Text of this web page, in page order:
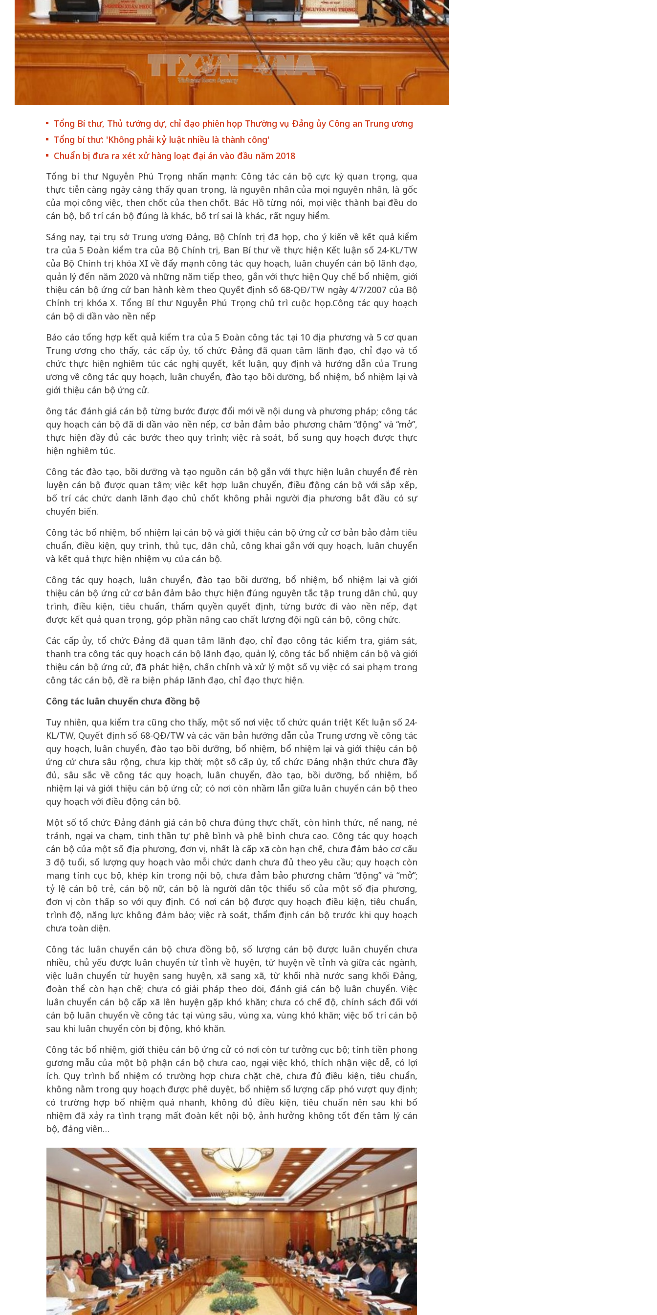
Tổng Bí thư, Thủ tướng dự, chỉ đạo phiên họp Thường vụ Đảng ủy Công an Trung ương
Tổng bí thư: 'Không phải kỷ luật nhiều là thành công'
Chuẩn bị đưa ra xét xử hàng loạt đại án vào đầu năm 2018
Tổng bí thư Nguyễn Phú Trọng nhấn mạnh: Công tác cán bộ cực kỳ quan trọng, qua
thực tiễn càng ngày càng thấy quan trọng, là nguyên nhân của mọi nguyên nhân, là gốc
của mọi công việc, then chốt của then chốt. Bác Hồ từng nói, mọi việc thành bại đều do
cán bộ, bố trí cán bộ đúng là khác, bố trí sai là khác, rất nguy hiểm.
Sáng nay, tại trụ sở Trung ương Đảng, Bộ Chính trị đã họp, cho ý kiến về kết quả kiểm
tra của 5 Đoàn kiểm tra của Bộ Chính trị, Ban Bí thư về thực hiện Kết luận số 24-KL/TW
của Bộ Chính trị khóa XI về đẩy mạnh công tác quy hoạch, luân chuyển cán bộ lãnh đạo,
quản lý đến năm 2020 và những năm tiếp theo, gắn với thực hiện Quy chế bổ nhiệm, giới
thiệu cán bộ ứng cử ban hành kèm theo Quyết định số 68-QĐ/TW ngày 4/7/2007 của Bộ
Chính trị khóa X. Tổng Bí thư Nguyễn Phú Trọng chủ trì cuộc họp.Công tác quy hoạch
cán bộ di dần vào nền nếp
Báo cáo tổng hợp kết quả kiểm tra của 5 Đoàn công tác tại 10 địa phương và 5 cơ quan
Trung ương cho thấy, các cấp ủy, tổ chức Đảng đã quan tâm lãnh đạo, chỉ đạo và tổ
chức thực hiện nghiêm túc các nghị quyết, kết luận, quy định và hướng dẫn của Trung
ương về công tác quy hoạch, luân chuyển, đào tạo bồi dưỡng, bổ nhiệm, bổ nhiệm lại và
giới thiệu cán bộ ứng cử.
ông tác đánh giá cán bộ từng bước được đổi mới về nội dung và phương pháp; công tác
quy hoạch cán bộ đã di dần vào nền nếp, cơ bản đảm bảo phương châm “động” và “mở”,
thực hiện đầy đủ các bước theo quy trình; việc rà soát, bổ sung quy hoạch được thực
hiện nghiêm túc.
Công tác đào tạo, bồi dưỡng và tạo nguồn cán bộ gắn với thực hiện luân chuyển để rèn
luyện cán bộ được quan tâm; việc kết hợp luân chuyển, điều động cán bộ với sắp xếp,
bố trí các chức danh lãnh đạo chủ chốt không phải người địa phương bắt đầu có sự
chuyển biến.
Công tác bổ nhiệm, bổ nhiệm lại cán bộ và giới thiệu cán bộ ứng cử cơ bản bảo đảm tiêu
chuẩn, điều kiện, quy trình, thủ tục, dân chủ, công khai gắn với quy hoạch, luân chuyển
và kết quả thực hiện nhiệm vụ của cán bộ.
Công tác quy hoạch, luân chuyển, đào tạo bồi dưỡng, bổ nhiệm, bổ nhiệm lại và giới
thiệu cán bộ ứng cử cơ bản đảm bảo thực hiện đúng nguyên tắc tập trung dân chủ, quy
trình, điều kiện, tiêu chuẩn, thẩm quyền quyết định, từng bước đi vào nền nếp, đạt
được kết quả quan trọng, góp phần nâng cao chất lượng đội ngũ cán bộ, công chức.
Các cấp ủy, tổ chức Đảng đã quan tâm lãnh đạo, chỉ đạo công tác kiểm tra, giám sát,
thanh tra công tác quy hoạch cán bộ lãnh đạo, quản lý, công tác bổ nhiệm cán bộ và giới
thiệu cán bộ ứng cử, đã phát hiện, chấn chỉnh và xử lý một số vụ việc có sai phạm trong
công tác cán bộ, đề ra biện pháp lãnh đạo, chỉ đạo thực hiện.
Công tác luân chuyển chưa đồng bộ
Tuy nhiên, qua kiểm tra cũng cho thấy, một số nơi việc tổ chức quán triệt Kết luận số 24-
KL/TW, Quyết định số 68-QĐ/TW và các văn bản hướng dẫn của Trung ương về công tác
quy hoạch, luân chuyển, đào tạo bồi dưỡng, bổ nhiệm, bổ nhiệm lại và giới thiệu cán bộ
ứng cử chưa sâu rộng, chưa kịp thời; một số cấp ủy, tổ chức Đảng nhận thức chưa đầy
đủ, sâu sắc về công tác quy hoạch, luân chuyển, đào tạo, bồi dưỡng, bổ nhiệm, bổ
nhiệm lại và giới thiệu cán bộ ứng cử; có nơi còn nhầm lẫn giữa luân chuyển cán bộ theo
quy hoạch với điều động cán bộ.
Một số tổ chức Đảng đánh giá cán bộ chưa đúng thực chất, còn hình thức, nể nang, né
tránh, ngại va chạm, tinh thần tự phê bình và phê bình chưa cao. Công tác quy hoạch
cán bộ của một số địa phương, đơn vị, nhất là cấp xã còn hạn chế, chưa đảm bảo cơ cấu
3 độ tuổi, số lượng quy hoạch vào mỗi chức danh chưa đủ theo yêu cầu; quy hoạch còn
mang tính cục bộ, khép kín trong nội bộ, chưa đảm bảo phương châm “động” và “mở”;
tỷ lệ cán bộ trẻ, cán bộ nữ, cán bộ là người dân tộc thiểu số của một số địa phương,
đơn vị còn thấp so với quy định. Có nơi cán bộ được quy hoạch điều kiện, tiêu chuẩn,
trình độ, năng lực không đảm bảo; việc rà soát, thẩm định cán bộ trước khi quy hoạch
chưa toàn diện.
Công tác luân chuyển cán bộ chưa đồng bộ, số lượng cán bộ được luân chuyển chưa
nhiều, chủ yếu được luân chuyển từ tỉnh về huyện, từ huyện về tỉnh và giữa các ngành,
việc luân chuyển từ huyện sang huyện, xã sang xã, từ khối nhà nước sang khối Đảng,
đoàn thể còn hạn chế; chưa có giải pháp theo dõi, đánh giá cán bộ luân chuyển. Việc
luân chuyển cán bộ cấp xã lên huyện gặp khó khăn; chưa có chế độ, chính sách đối với
cán bộ luân chuyển về công tác tại vùng sâu, vùng xa, vùng khó khăn; việc bố trí cán bộ
sau khi luân chuyển còn bị động, khó khăn.
Công tác bổ nhiệm, giới thiệu cán bộ ứng cử có nơi còn tư tưởng cục bộ; tính tiền phong
gương mẫu của một bộ phận cán bộ chưa cao, ngại việc khó, thích nhận việc dễ, có lợi
ích. Quy trình bổ nhiệm có trường hợp chưa chặt chẽ, chưa đủ điều kiện, tiêu chuẩn,
không nằm trong quy hoạch được phê duyệt, bổ nhiệm số lượng cấp phó vượt quy định;
có trường hợp bổ nhiệm quá nhanh, không đủ điều kiện, tiêu chuẩn nên sau khi bổ
nhiệm đã xảy ra tình trạng mất đoàn kết nội bộ, ảnh hưởng không tốt đến tâm lý cán
bộ, đảng viên…